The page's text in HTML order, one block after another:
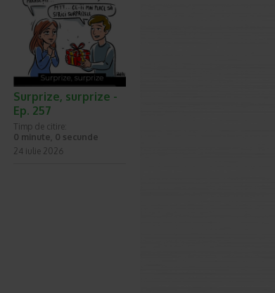
Surprize, surprize -
Ep. 257
Timp de citire:
0 minute, 0 secunde
24 iulie 2026